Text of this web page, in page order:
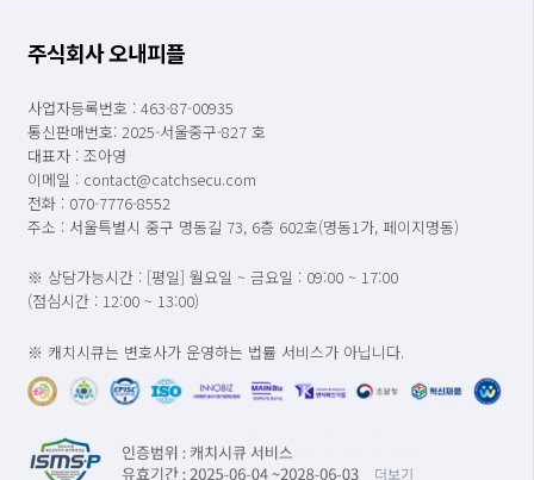
주식회사 오내피플
사업자등록번호 : 463-87-00935
통신판매번호: 2025-서울중구-827 호
대표자 : 조아영
이메일 : contact@catchsecu.com
전화 : 070-7776-8552
주소 : 서울특별시 중구 명동길 73, 6층 602호(명동1가, 페이지명동)
※ 상담가능시간 : [평일] 월요일 ~ 금요일 : 09:00 ~ 17:00
(점심시간 : 12:00 ~ 13:00)
※ 캐치시큐는 변호사가 운영하는 법률 서비스가 아닙니다.